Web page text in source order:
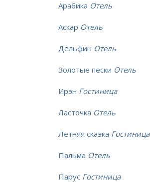
Арабика Отель
Аскар Отель
Дельфин Отель
Золотые пески Отель
Ирэн Гостиница
Ласточка Отель
Летняя сказка Гостиница
Пальма Отель
Парус Гостиница